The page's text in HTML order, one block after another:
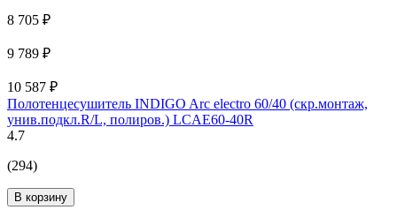
8 705 ₽
9 789 ₽
10 587 ₽
Полотенцесушитель INDIGO Arc electro 60/40 (скр.монтаж,
унив.подкл.R/L, полиров.) LCAE60-40R
4.7
(294)
В корзину